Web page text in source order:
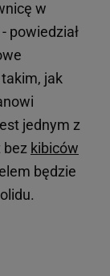
w
powiedział
jak
jednym z
bez kibiców
będzie